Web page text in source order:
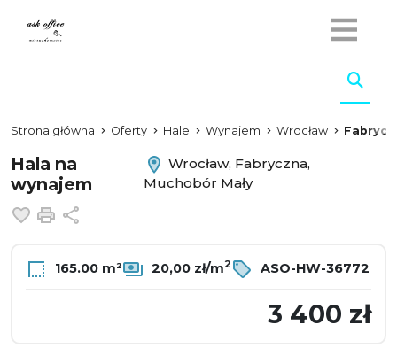
Strona główna Oferty Hale Wynajem Wrocław
Hala na
wynajem
Wrocław, Fabryczna,
Muchobór Mały
Dodaj do ulubionych
Drukuj
165.00 m² 20,00 zł/m2 ASO-HW-36772
3 400 zł